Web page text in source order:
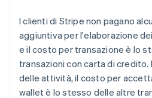
I clienti di Stripe non pagano
aggiuntiva per l'elaborazione
e il costo per transazione è lo
transazioni con carta di credito.
delle attività, il costo per
wallet è lo stesso delle altre